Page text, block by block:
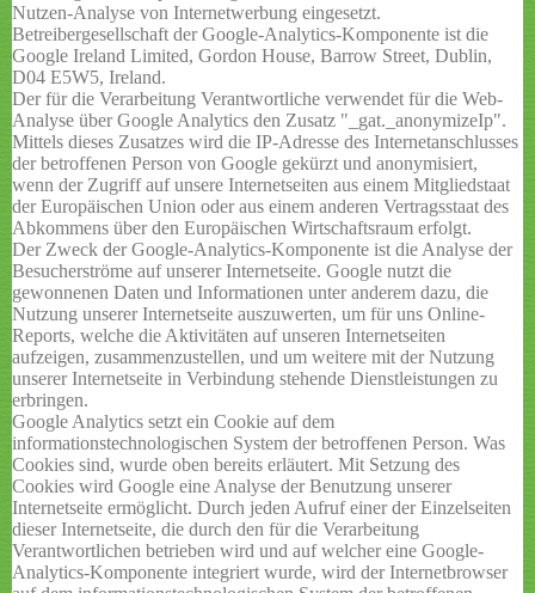
Nutzen-Analyse von Internetwerbung eingesetzt.
Betreibergesellschaft der Google-Analytics-Komponente ist die
Google Ireland Limited, Gordon House, Barrow Street, Dublin,
D04 E5W5, Ireland.
Der für die Verarbeitung Verantwortliche verwendet für die Web-
Analyse über Google Analytics den Zusatz "_gat._anonymizeIp".
Mittels dieses Zusatzes wird die IP-Adresse des Internetanschlusses
der betroffenen Person von Google gekürzt und anonymisiert,
wenn der Zugriff auf unsere Internetseiten aus einem Mitgliedstaat
der Europäischen Union oder aus einem anderen Vertragsstaat des
Abkommens über den Europäischen Wirtschaftsraum erfolgt.
Der Zweck der Google-Analytics-Komponente ist die Analyse der
Besucherströme auf unserer Internetseite. Google nutzt die
gewonnenen Daten und Informationen unter anderem dazu, die
Nutzung unserer Internetseite auszuwerten, um für uns Online-
Reports, welche die Aktivitäten auf unseren Internetseiten
aufzeigen, zusammenzustellen, und um weitere mit der Nutzung
unserer Internetseite in Verbindung stehende Dienstleistungen zu
erbringen.
Google Analytics setzt ein Cookie auf dem
informationstechnologischen System der betroffenen Person. Was
Cookies sind, wurde oben bereits erläutert. Mit Setzung des
Cookies wird Google eine Analyse der Benutzung unserer
Internetseite ermöglicht. Durch jeden Aufruf einer der Einzelseiten
dieser Internetseite, die durch den für die Verarbeitung
Verantwortlichen betrieben wird und auf welcher eine Google-
Analytics-Komponente integriert wurde, wird der Internetbrowser